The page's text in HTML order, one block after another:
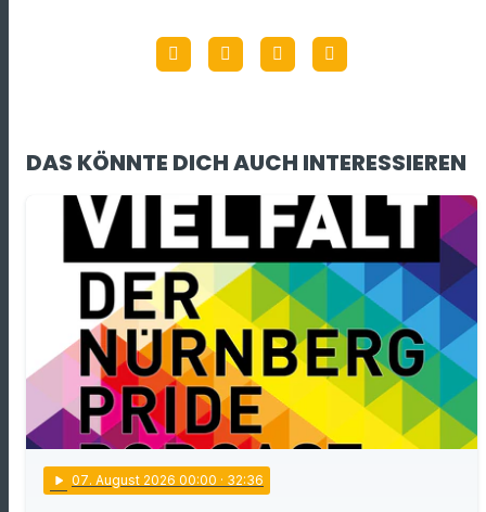
DAS KÖNNTE DICH AUCH INTERESSIEREN
play_arrow 07. August 2026 00:00 · 32:36